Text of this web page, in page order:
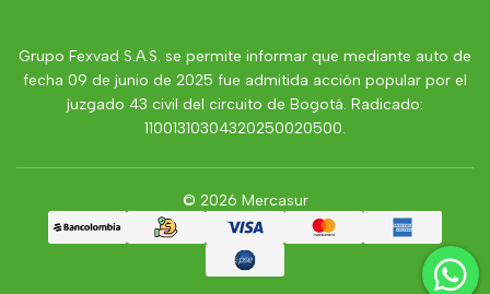
Grupo Fexvad S.A.S. se permite informar que mediante auto de
fecha 09 de junio de 2025 fue admitida acción popular por el
juzgado 43 civil del circuito de Bogotá. Radicado:
11001310304320250020500.
© 2026 Mercasur